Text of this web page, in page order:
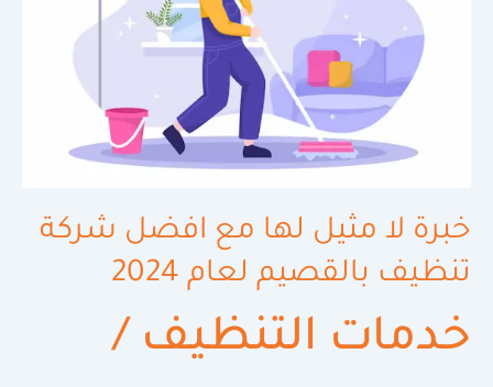
خبرة لا مثيل لها مع افضل شركة
تنظيف بالقصيم لعام 2024
خدمات التنظيف /
بالقصيم